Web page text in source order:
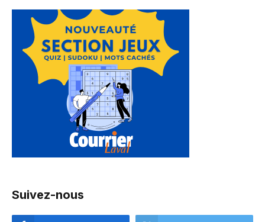
Suivez-nous